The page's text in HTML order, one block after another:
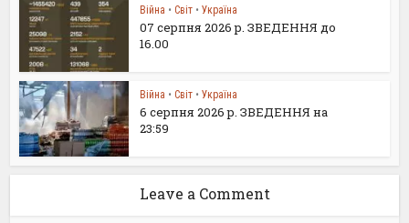
Війна • Світ • Україна
07 серпня 2026 р. ЗВЕДЕННЯ до
16.00
Війна • Світ • Україна
6 серпня 2026 р. ЗВЕДЕННЯ на
23:59
Leave a Comment